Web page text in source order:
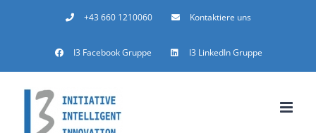
+43 660 1210060 Kontaktiere uns
I3 Facebook Gruppe I3 LinkedIn Gruppe